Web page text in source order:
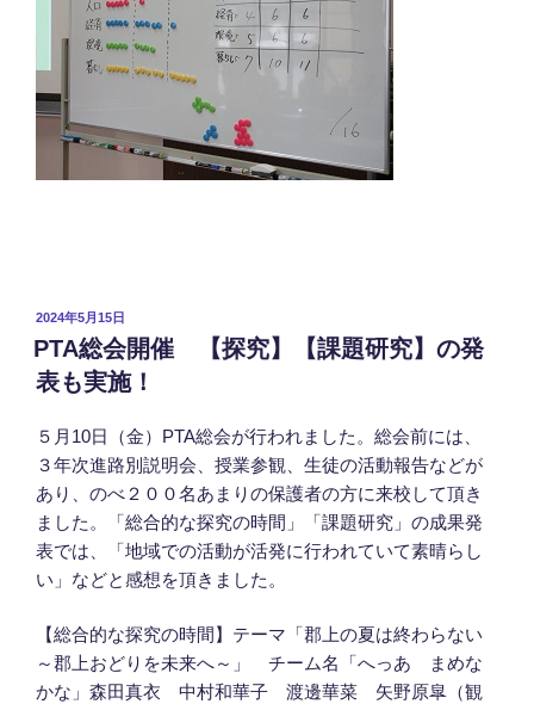
投
稿
日:
2024年5月15日
PTA総会開催 【探究】【課題研究】の発
表も実施！
５月10日（金）PTA総会が行われました。総会前には、
３年次進路別説明会、授業参観、生徒の活動報告などが
あり、のべ２００名あまりの保護者の方に来校して頂き
ました。「総合的な探究の時間」「課題研究」の成果発
表では、「地域での活動が活発に行われていて素晴らし
い」などと感想を頂きました。
【総合的な探究の時間】テーマ「郡上の夏は終わらない
～郡上おどりを未来へ～」 チーム名「へっあ まめな
かな」森田真衣 中村和華子 渡邊華菜 矢野原皐（観